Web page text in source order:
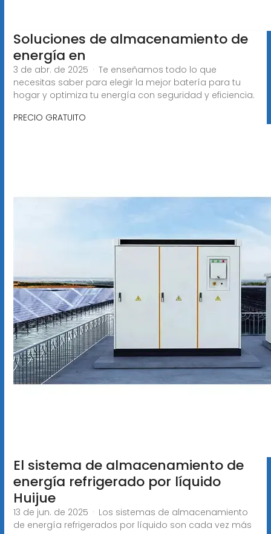
Soluciones de almacenamiento de
energía en
3 de abr. de 2025 · Te enseñamos todo lo que
necesitas saber para elegir la mejor batería para tu
hogar y optimiza tu energía con seguridad y eficiencia.
PRECIO GRATUITO
El sistema de almacenamiento de
energía refrigerado por líquido
Huijue
13 de jun. de 2025 · Los sistemas de almacenamiento
de energía refrigerados por líquido son cada vez más